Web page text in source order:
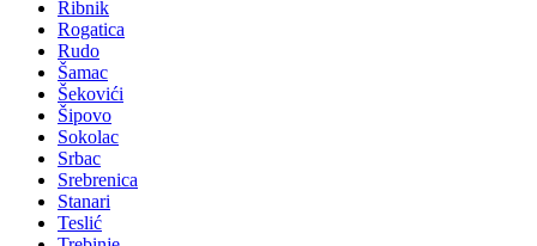
Ribnik
Rogatica
Rudo
Šamac
Šekovići
Šipovo
Sokolac
Srbac
Srebrenica
Stanari
Teslić